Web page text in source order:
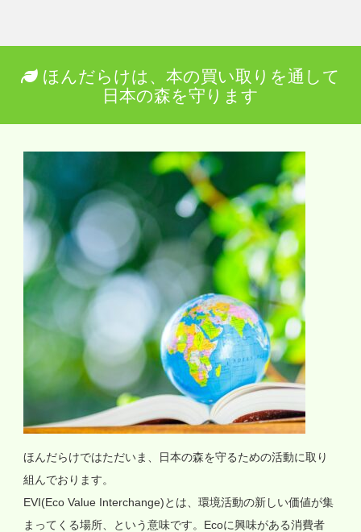
ほんだらけは、本の買い取りを通して
日本の森を守ります
ほんだらけではただいま、日本の森を守るための活動に取り
組んでおります。
EVI(Eco Value Interchange)とは、環境活動の新しい価値が集
まってくる場所、という意味です。Ecoに興味がある消費者